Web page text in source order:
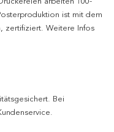
ist mit dem
zertifiziert. Weitere Infos
Bei